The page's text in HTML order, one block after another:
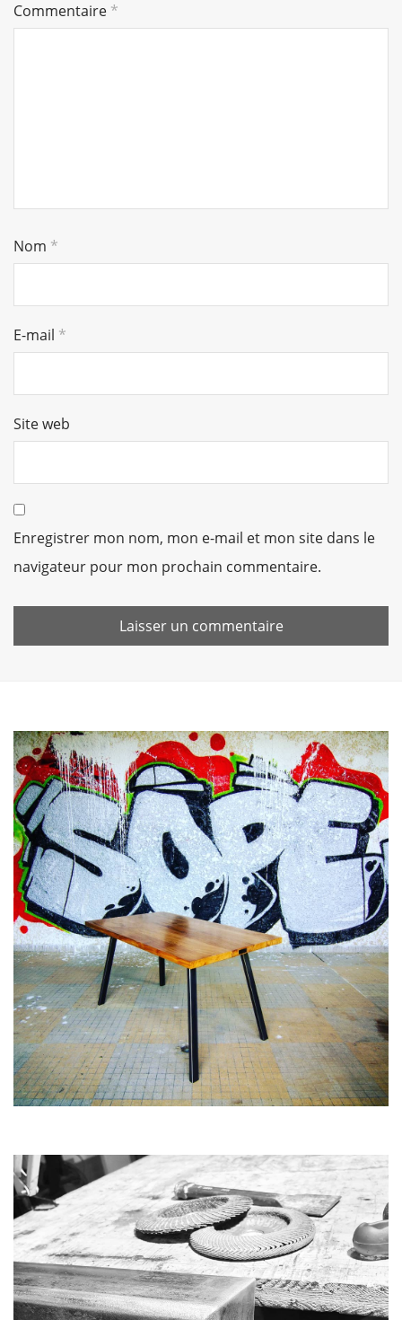
Commentaire *
Nom *
E-mail *
Site web
Enregistrer mon nom, mon e-mail et mon site dans le
navigateur pour mon prochain commentaire.